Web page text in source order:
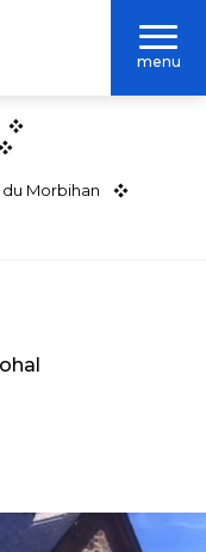
menu
Morbihan